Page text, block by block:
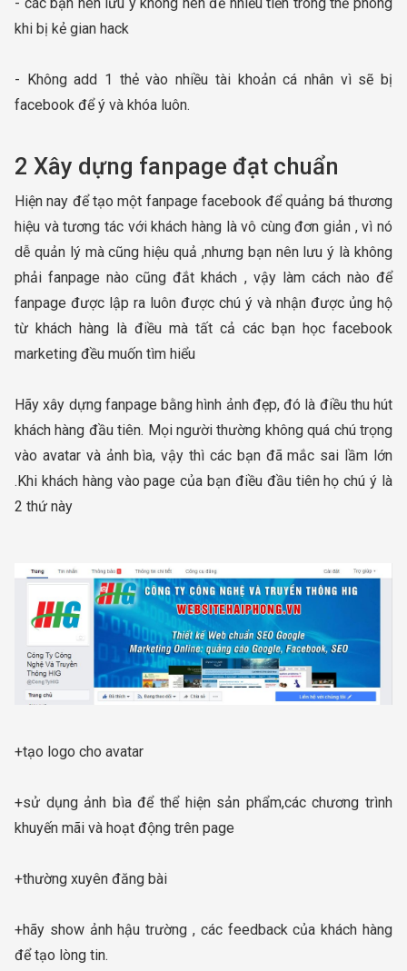
khi bị kẻ gian hack
- Không add 1 thẻ vào nhiều tài khoản cá nhân vì sẽ bị
facebook để ý và khóa luôn.
2 Xây dựng fanpage đạt chuẩn
Hiện nay để tạo một fanpage facebook để quảng bá thương
hiệu và tương tác với khách hàng là vô cùng đơn giản , vì nó
dễ quản lý mà cũng hiệu quả ,nhưng bạn nên lưu ý là không
phải fanpage nào cũng đắt khách , vậy làm cách nào để
fanpage được lập ra luôn được chú ý và nhận được ủng hộ
từ khách hàng là điều mà tất cả các bạn học facebook
marketing đều muốn tìm hiểu
Hãy xây dựng fanpage bằng hình ảnh đẹp, đó là điều thu hút
khách hàng đầu tiên. Mọi người thường không quá chú trọng
vào avatar và ảnh bìa, vậy thì các bạn đã mắc sai lầm lớn
.Khi khách hàng vào page của bạn điều đầu tiên họ chú ý là
2 thứ này
+tạo logo cho avatar
+sử dụng ảnh bìa để thể hiện sản phẩm,các chương trình
khuyến mãi và hoạt động trên page
+thường xuyên đăng bài
+hãy show ảnh hậu trường , các feedback của khách hàng
để tạo lòng tin.